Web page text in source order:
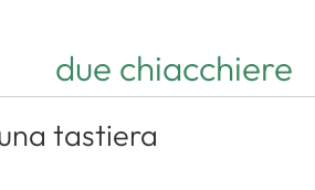
due chiacchiere
tastiera